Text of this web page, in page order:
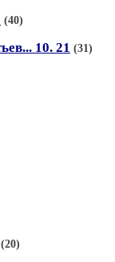
(40)
10. 21 (31)
(20)